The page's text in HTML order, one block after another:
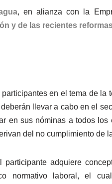
, en alianza con la
y de las recientes
en el tema de
llevar a cabo en el
en sus nóminas a todos
del no cumplimiento de
participante adquiere
normativo laboral, el